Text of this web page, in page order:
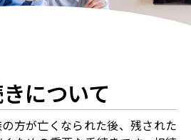
について
方が亡くなられた後、残された